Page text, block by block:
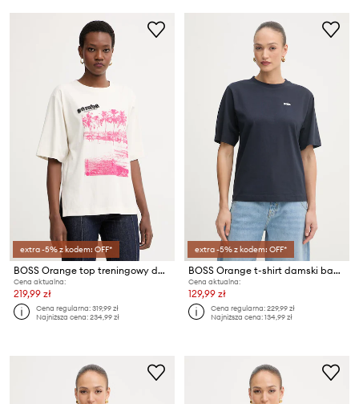
extra -5% z kodem: OFF*
BOSS Orange top treningowy damski z bawełną C Eregular 2
Cena aktualna:
219,99 zł
Cena regularna:319,99 zł
Najniższa cena:234,99 zł
extra -5% z kodem: OFF*
BOSS Orange t-shirt damski bawełniany C Eregular 6
Cena aktualna:
129,99 zł
Cena regularna:229,99 zł
Najniższa cena:134,99 zł